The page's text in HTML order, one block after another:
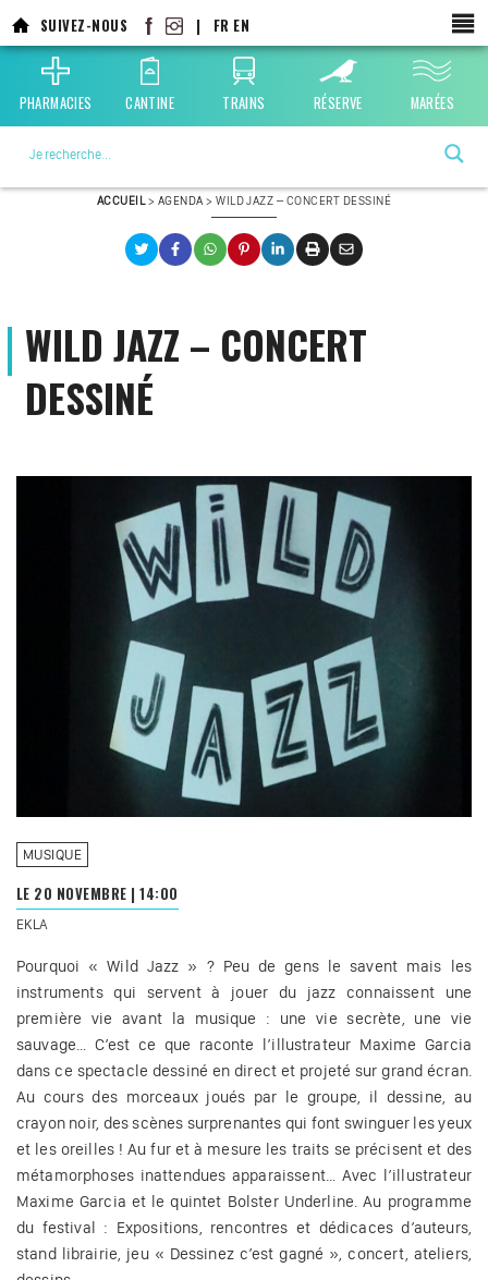
au
contenu
principal
SUIVEZ-NOUS | FR EN
PHARMACIES CANTINE TRAINS RÉSERVE MARÉES
ACCUEIL> AGENDA >WILD JAZZ – CONCERT DESSINÉ
WILD JAZZ – CONCERT
DESSINÉ
MUSIQUE
LE 20 NOVEMBRE |14:00
EKLA
Pourquoi « Wild Jazz » ? Peu de gens le savent mais les
instruments qui servent à jouer du jazz connaissent une
première vie avant la musique : une vie secrète, une vie
sauvage… C’est ce que raconte l’illustrateur Maxime Garcia
dans ce spectacle dessiné en direct et projeté sur grand écran.
Au cours des morceaux joués par le groupe, il dessine, au
crayon noir, des scènes surprenantes qui font swinguer les yeux
et les oreilles ! Au fur et à mesure les traits se précisent et des
métamorphoses inattendues apparaissent… Avec l’illustrateur
Maxime Garcia et le quintet Bolster Underline. Au programme
du festival : Expositions, rencontres et dédicaces d’auteurs,
stand librairie, jeu « Dessinez c’est gagné », concert, ateliers,